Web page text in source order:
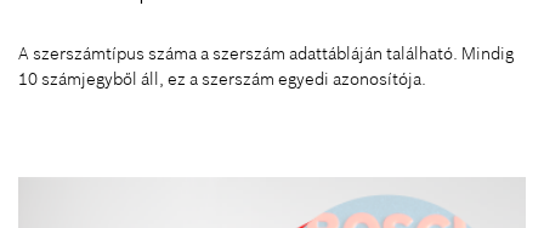
A szerszámtípus száma a szerszám adattábláján található. Mindig
10 számjegyből áll, ez a szerszám egyedi azonosítója.